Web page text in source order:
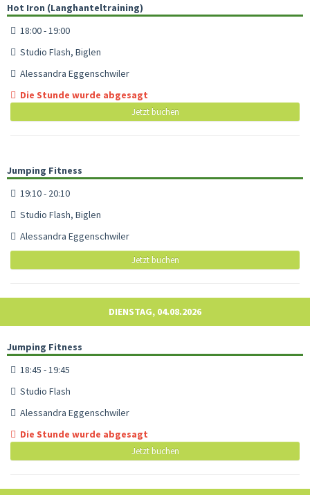
Hot Iron (Langhanteltraining)
18:00 - 19:00
Studio Flash, Biglen
Alessandra Eggenschwiler
Die Stunde wurde abgesagt
Jetzt buchen
Jumping Fitness
19:10 - 20:10
Studio Flash, Biglen
Alessandra Eggenschwiler
Jetzt buchen
DIENSTAG, 04.08.2026
Jumping Fitness
18:45 - 19:45
Studio Flash
Alessandra Eggenschwiler
Die Stunde wurde abgesagt
Jetzt buchen